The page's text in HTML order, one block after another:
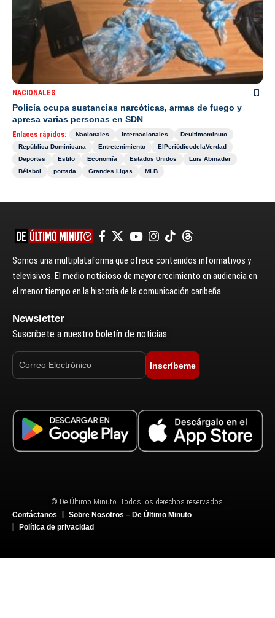
NACIONALES
Policía ocupa sustancias narcóticas, armas de fuego y
apresa varias personas en SDN
Enlaces rápidos: Nacionales Internacionales
Deultimominuto
República Dominicana
Entretenimiento
ElPeriódicodelaVerdad
Deportes
Estilo Economía Estados Unidos
Luis Abinader
Béisbol
portada Grandes Ligas MLB
Somos una multiplataforma que ofrece contenidos informativos y
televisivos. El medio noticioso de mayor crecimiento en audiencia en
el menor tiempo en la historia de la comunicación caribeña.
Newsletter
Suscríbete a nuestro boletín de noticias.
Inscríbeme
© De Último Minuto. Todos los derechos reservados.
Contáctanos
Sobre Nosotros – De Último Minuto
Política de privacidad